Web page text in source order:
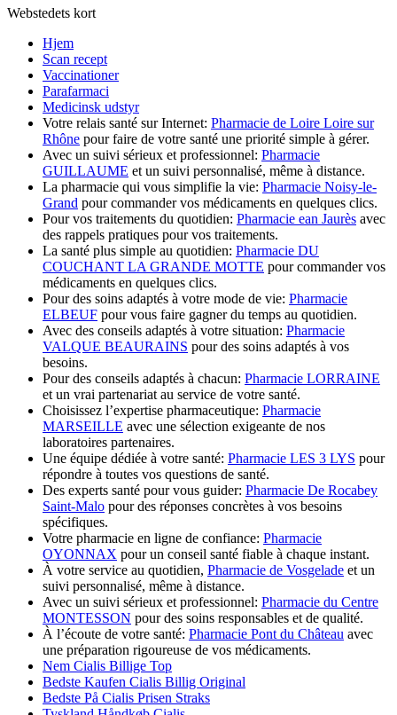
Webstedets kort
Hjem
Scan recept
Vaccinationer
Parafarmaci
Medicinsk udstyr
Votre relais santé sur Internet: Pharmacie de Loire Loire sur
Rhône pour faire de votre santé une priorité simple à gérer.
Avec un suivi sérieux et professionnel: Pharmacie
GUILLAUME et un suivi personnalisé, même à distance.
La pharmacie qui vous simplifie la vie: Pharmacie Noisy-le-
Grand pour commander vos médicaments en quelques clics.
Pour vos traitements du quotidien: Pharmacie ean Jaurès avec
des rappels pratiques pour vos traitements.
La santé plus simple au quotidien: Pharmacie DU
COUCHANT LA GRANDE MOTTE pour commander vos
médicaments en quelques clics.
Pour des soins adaptés à votre mode de vie: Pharmacie
ELBEUF pour vous faire gagner du temps au quotidien.
Avec des conseils adaptés à votre situation: Pharmacie
VALQUE BEAURAINS pour des soins adaptés à vos
besoins.
Pour des conseils adaptés à chacun: Pharmacie LORRAINE
et un vrai partenariat au service de votre santé.
Choisissez l’expertise pharmaceutique: Pharmacie
MARSEILLE avec une sélection exigeante de nos
laboratoires partenaires.
Une équipe dédiée à votre santé: Pharmacie LES 3 LYS pour
répondre à toutes vos questions de santé.
Des experts santé pour vous guider: Pharmacie De Rocabey
Saint-Malo pour des réponses concrètes à vos besoins
spécifiques.
Votre pharmacie en ligne de confiance: Pharmacie
OYONNAX pour un conseil santé fiable à chaque instant.
À votre service au quotidien, Pharmacie de Vosgelade et un
suivi personnalisé, même à distance.
Avec un suivi sérieux et professionnel: Pharmacie du Centre
MONTESSON pour des soins responsables et de qualité.
À l’écoute de votre santé: Pharmacie Pont du Château avec
une préparation rigoureuse de vos médicaments.
Nem Cialis Billige Top
Bedste Kaufen Cialis Billig Original
Bedste På Cialis Prisen Straks